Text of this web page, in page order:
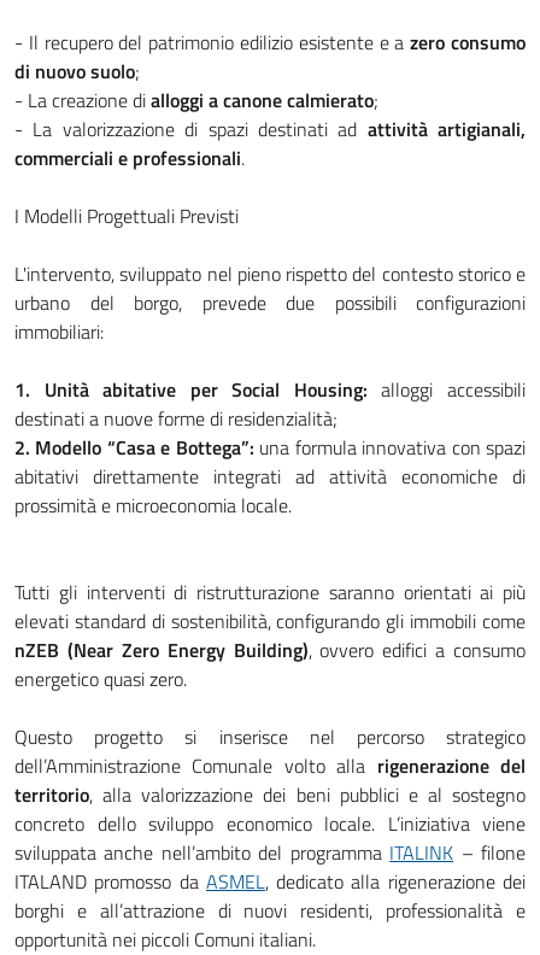
- Il recupero del patrimonio edilizio esistente e azero consumo
di nuovo suolo;
- La creazione dialloggi a canone calmierato;
- La valorizzazione di spazi destinati ad attività artigianali,
commerciali e professionali.
I Modelli Progettuali Previsti
L'intervento, sviluppato nel pieno rispetto del contesto storico e
urbano del borgo, prevede due possibili configurazioni
immobiliari:
1. Unità abitative per Social Housing: alloggi accessibili
destinati a nuove forme di residenzialità;
2. Modello “Casa e Bottega”: una formula innovativa con spazi
abitativi direttamente integrati ad attività economiche di
prossimità e microeconomia locale.
Tutti gli interventi di ristrutturazione saranno orientati ai più
elevati standard di sostenibilità, configurando gli immobili come
nZEB (Near Zero Energy Building), ovvero edifici a consumo
energetico quasi zero.
Questo progetto si inserisce nel percorso strategico
dell’Amministrazione Comunale volto alla rigenerazione del
territorio, alla valorizzazione dei beni pubblici e al sostegno
concreto dello sviluppo economico locale. L’iniziativa viene
sviluppata anche nell’ambito del programma ITALINK – filone
ITALAND promosso da ASMEL, dedicato alla rigenerazione dei
borghi e all’attrazione di nuovi residenti, professionalità e
opportunità nei piccoli Comuni italiani.